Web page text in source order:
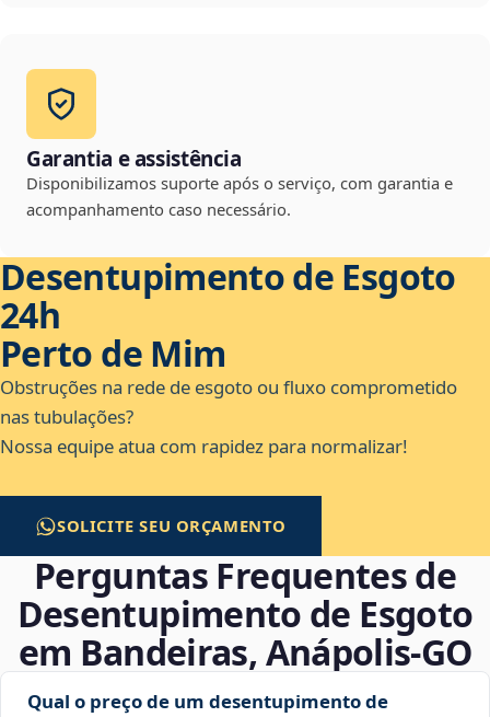
Garantia e assistência
Disponibilizamos suporte após o serviço, com garantia e
acompanhamento caso necessário.
Desentupimento de Esgoto
24h
Perto de Mim
Obstruções na rede de esgoto ou fluxo comprometido
nas tubulações?
Nossa equipe atua com rapidez para normalizar!
SOLICITE SEU ORÇAMENTO
Perguntas Frequentes de
Desentupimento de Esgoto
em Bandeiras, Anápolis‑GO
Qual o preço de um desentupimento de